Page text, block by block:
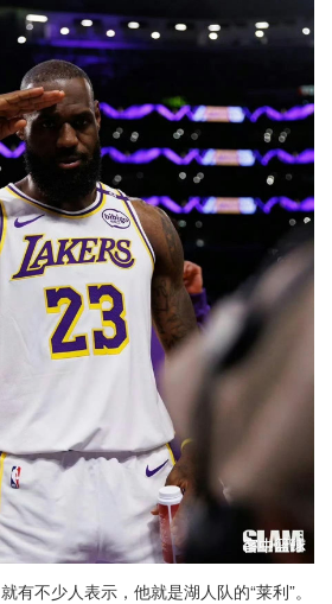
有不少人表示，他就是湖人队的“莱利”。